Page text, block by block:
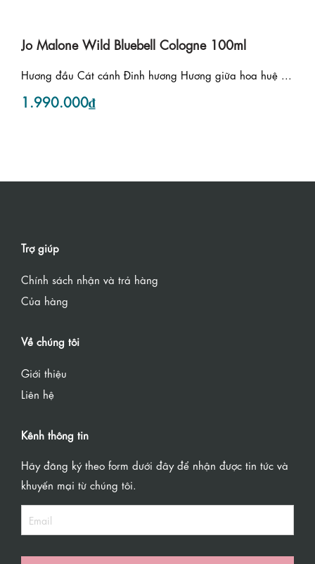
Jo Malone Wild Bluebell Cologne 100ml
Hương đầu Cát cánh Đinh hương Hương giữa hoa huệ ...
1.990.000₫
Trợ giúp
Chính sách nhận và trả hàng
Của hàng
Về chúng tôi
Giới thiệu
Liên hệ
Kênh thông tin
Hãy đăng ký theo form dưới đây để nhận được tin tức và
khuyến mại từ chúng tôi.